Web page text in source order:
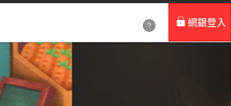
網銀登入